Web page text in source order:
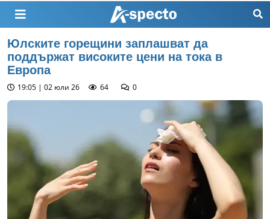
Юлските горещини заплашват да
поддържат високите цени на тока в
Европа
19:05 | 02 юли 26 64 0